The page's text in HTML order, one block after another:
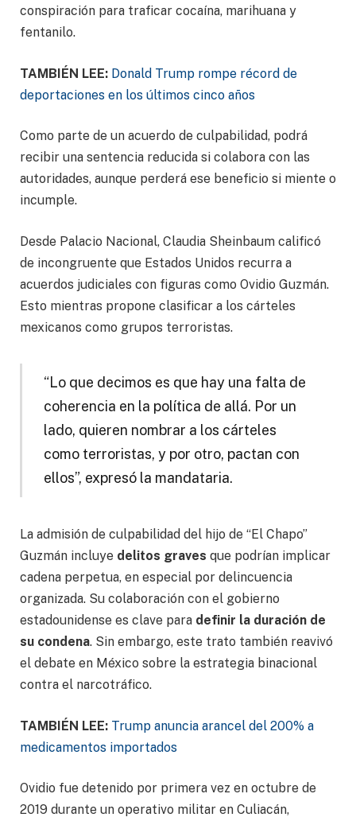
conspiración para traficar cocaína, marihuana y
fentanilo.
TAMBIÉN LEE: Donald Trump rompe récord de
deportaciones en los últimos cinco años
Como parte de un acuerdo de culpabilidad, podrá
recibir una sentencia reducida si colabora con las
autoridades, aunque perderá ese beneficio si miente o
incumple.
Desde Palacio Nacional, Claudia Sheinbaum calificó
de incongruente que Estados Unidos recurra a
acuerdos judiciales con figuras como Ovidio Guzmán.
Esto mientras propone clasificar a los cárteles
mexicanos como grupos terroristas.
“Lo que decimos es que hay una falta de
coherencia en la política de allá. Por un
lado, quieren nombrar a los cárteles
como terroristas, y por otro, pactan con
ellos”, expresó la mandataria.
La admisión de culpabilidad del hijo de “El Chapo”
Guzmán incluye delitos graves que podrían implicar
cadena perpetua, en especial por delincuencia
organizada. Su colaboración con el gobierno
estadounidense es clave para definir la duración de
su condena. Sin embargo, este trato también reavivó
el debate en México sobre la estrategia binacional
contra el narcotráfico.
TAMBIÉN LEE: Trump anuncia arancel del 200% a
medicamentos importados
Ovidio fue detenido por primera vez en octubre de
2019 durante un operativo militar en Culiacán,